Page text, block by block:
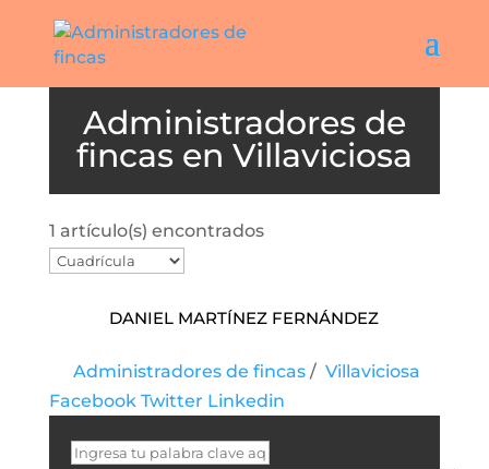
Villaviciosa
1 artículo(s) encontrados
Daniel Martínez Fernández
Administradores de fincas/ Villaviciosa
Facebook Twitter Linkedin